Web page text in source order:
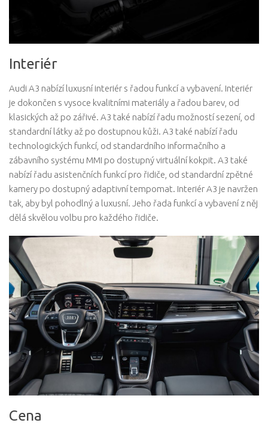
Interiér
Audi A3 nabízí luxusní interiér s řadou funkcí a vybavení. Interiér
je dokončen s vysoce kvalitními materiály a řadou barev, od
klasických až po zářivé. A3 také nabízí řadu možností sezení, od
standardní látky až po dostupnou kůži. A3 také nabízí řadu
technologických funkcí, od standardního informačního a
zábavního systému MMI po dostupný virtuální kokpit. A3 také
nabízí řadu asistenčních funkcí pro řidiče, od standardní zpětné
kamery po dostupný adaptivní tempomat. Interiér A3 je navržen
tak, aby byl pohodlný a luxusní. Jeho řada funkcí a vybavení z něj
dělá skvělou volbu pro každého řidiče.
Cena